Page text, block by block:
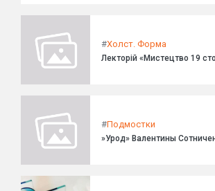
#Холст. Форма
Лекторій «Мистецтво 19
#Подмостки
»Урод» Валентины